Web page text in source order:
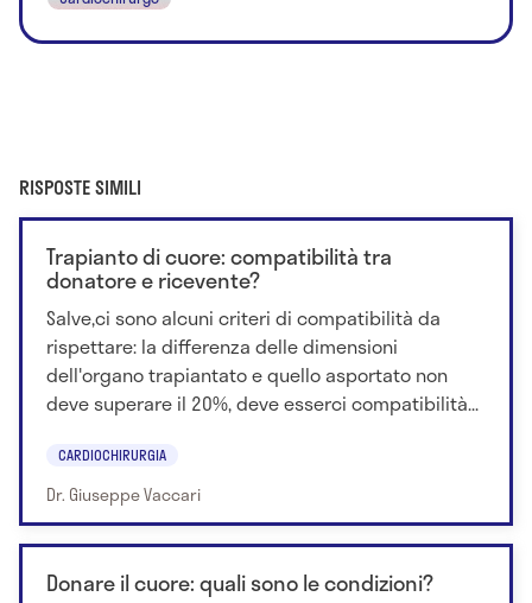
RISPOSTE SIMILI
Trapianto di cuore: compatibilità tra
donatore e ricevente?
Salve,ci sono alcuni criteri di compatibilità da
rispettare: la differenza delle dimensioni
dell'organo trapiantato e quello asportato non
deve superare il 20%, deve esserci compatibilità...
CARDIOCHIRURGIA
Dr. Giuseppe Vaccari
Donare il cuore: quali sono le condizioni?